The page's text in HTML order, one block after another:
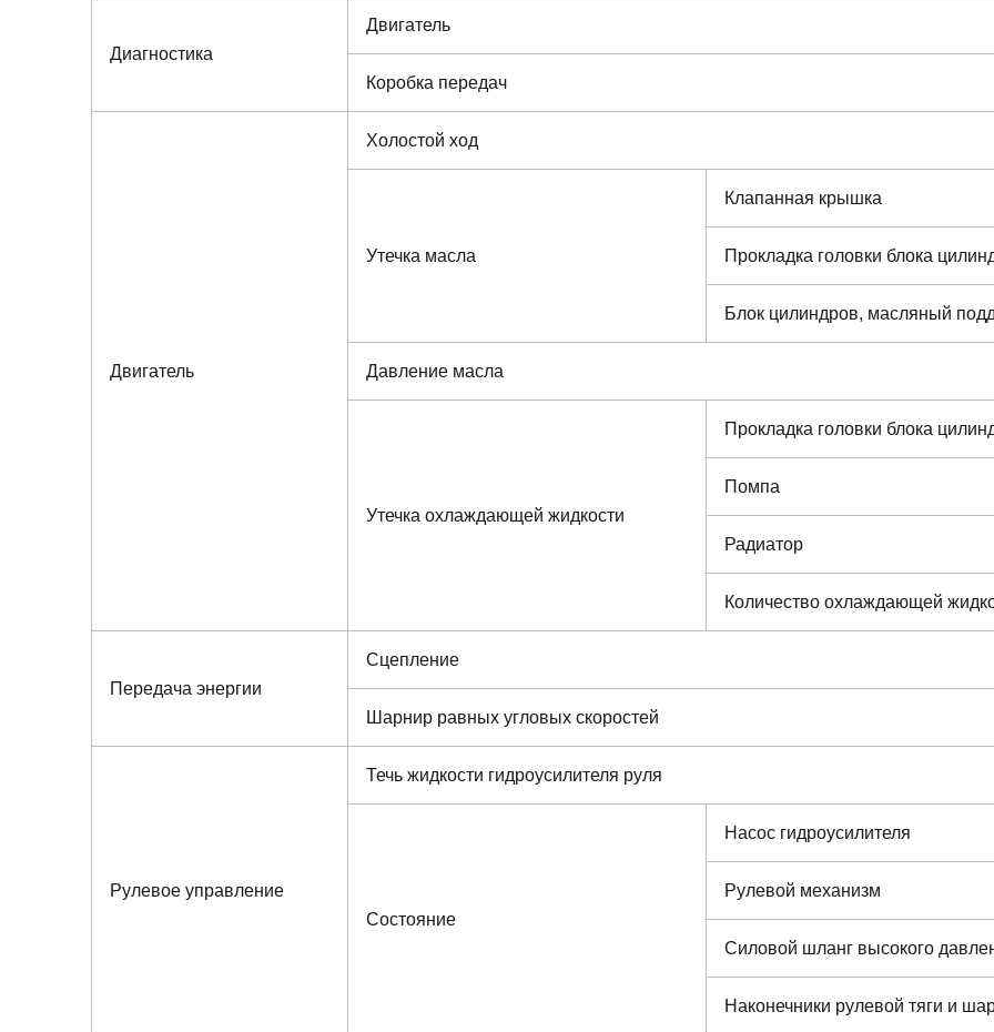
Диагностика
Двигатель
Коробка передач
Двигатель
Холостой ход
Утечка масла
Клапанная крышка
Прокладка головки блока
Блок цилиндров, масляный
Давление масла
Утечка охлаждающей жидкости
Прокладка головки блока
Помпа
Радиатор
Количество охлаждающей
Передача энергии
Сцепление
Шарнир равных угловых скоростей
Рулевое управление
Течь жидкости гидроусилителя руля
Состояние
Насос гидроусилителя
Рулевой механизм
Силовой шланг высокого
Наконечники рулевой тяги и